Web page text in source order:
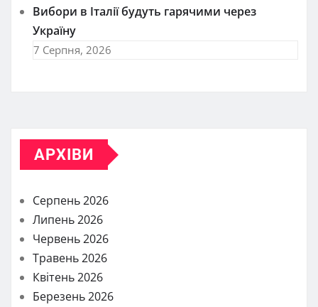
Вибори в Італії будуть гарячими через
Україну
7 Серпня, 2026
АРХІВИ
Серпень 2026
Липень 2026
Червень 2026
Травень 2026
Квітень 2026
Березень 2026